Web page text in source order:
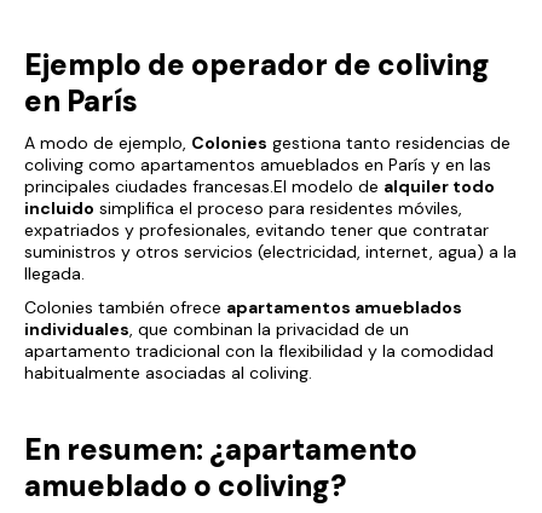
Ejemplo de operador de coliving
en París
A modo de ejemplo, Colonies gestiona tanto residencias de
coliving como apartamentos amueblados en París y en las
principales ciudades francesas.El modelo de alquiler todo
incluido simplifica el proceso para residentes móviles,
expatriados y profesionales, evitando tener que contratar
suministros y otros servicios (electricidad, internet, agua) a la
llegada.
Colonies también ofrece apartamentos amueblados
individuales, que combinan la privacidad de un
apartamento tradicional con la flexibilidad y la comodidad
habitualmente asociadas al coliving.
En resumen: ¿apartamento
amueblado o coliving?